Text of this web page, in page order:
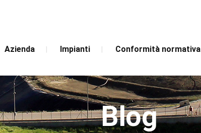
Azienda Impianti Conformità normativa
Blog